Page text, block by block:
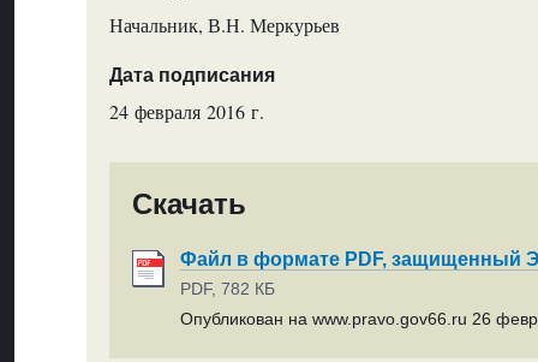
Начальник, В.Н. Меркурьев
Дата подписания
24 февраля 2016 г.
Скачать
Файл в формате PDF, защищенный
PDF, 782 КБ
Опубликован на www.pravo.gov66.ru 26